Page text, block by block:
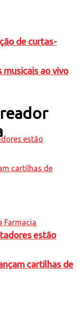
de curtas-
ao vivo
estão
cartilhas de